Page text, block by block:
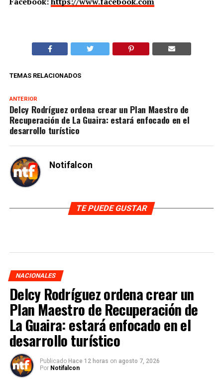
TEMAS RELACIONADOS
ANTERIOR
Delcy Rodríguez ordena crear un Plan Maestro de
Recuperación de La Guaira: estará enfocado en el
desarrollo turístico
Notifalcon
TE PUEDE GUSTAR
NACIONALES
Delcy Rodríguez ordena crear un
Plan Maestro de Recuperación de
La Guaira: estará enfocado en el
desarrollo turístico
Publicado Hace 12 horas on agosto 7, 2026
Por Notifalcon